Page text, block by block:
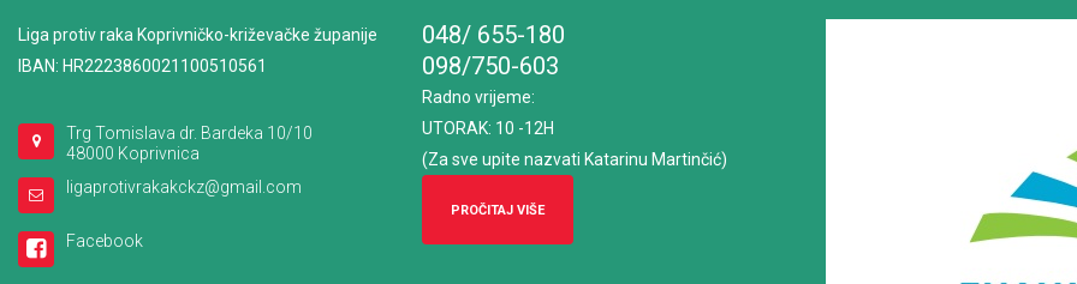
Liga protiv raka Koprivničko-križevačke županije
IBAN: HR2223860021100510561
Trg Tomislava dr. Bardeka 10/10
48000 Koprivnica
ligaprotivrakakckz@gmail.com
Facebook
048/ 655-180
098/750-603
Radno vrijeme:
UTORAK: 10 -12H
(Za sve upite nazvati Katarinu Martinčić)
PROČITAJ VIŠE